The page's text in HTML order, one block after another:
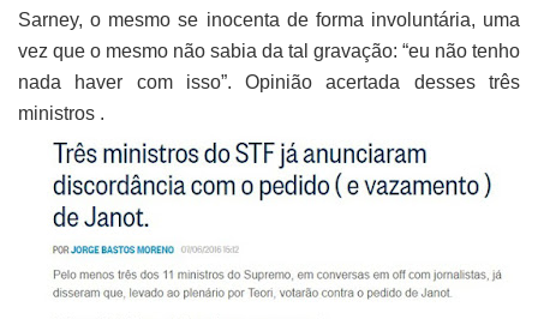
Sarney, o mesmo se inocenta de forma involuntária, uma
vez que o mesmo não sabia da tal gravação: “eu não tenho
nada haver com isso”. Opinião acertada desses três
ministros .